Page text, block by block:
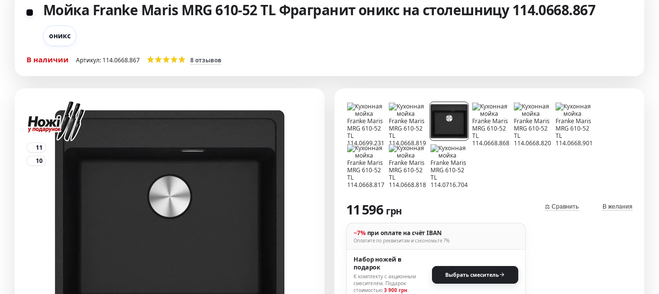
Мойка Franke Maris MRG 610-52 TL Фрагранит оникс на столешницу 114.0668.867
оникс
В наличии Артикул: 114.0668.867 8 отзывов
11
10
11 596 грн
−7% при оплате на счёт IBAN
Оплатите по реквизитам и сэкономьте 7%
Набор ножей в
подарок
К комплекту с акционным
смесителем. Подарок
стоимостью 3 900 грн.
Выбрать смеситель
⚖ Сравнить В желания